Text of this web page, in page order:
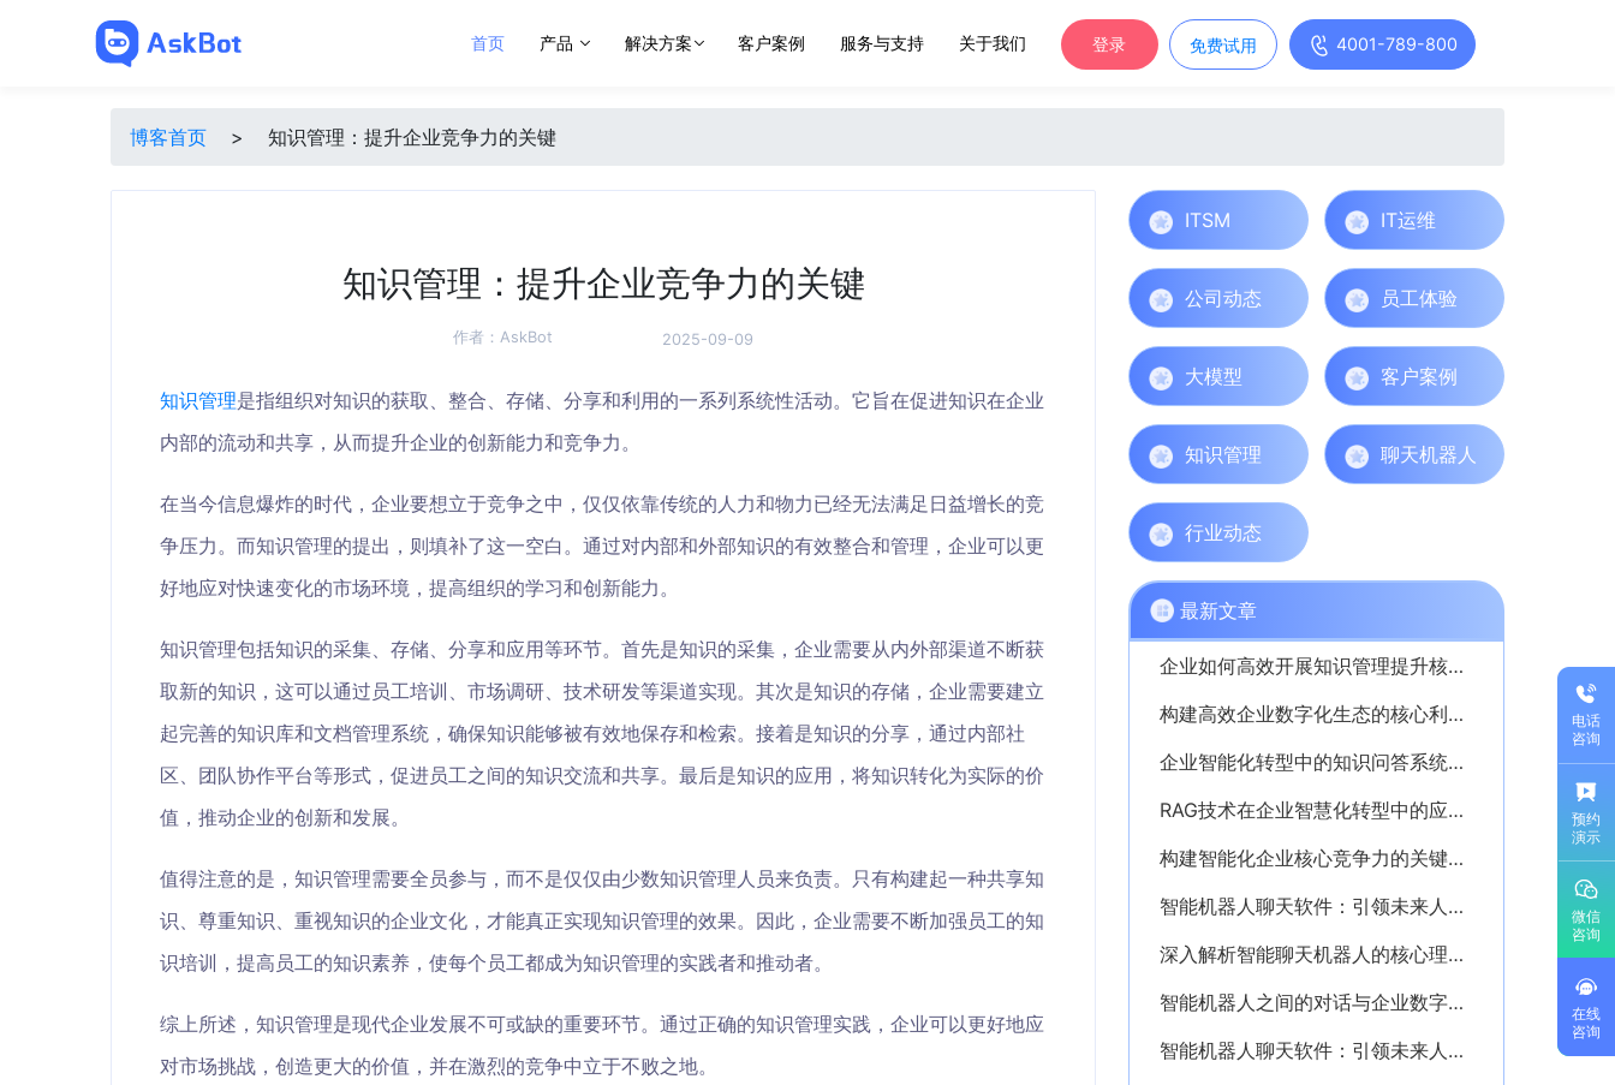
首页 产品 解决方案 客户案例 服务与支持 关于我们 登录 免费试用 4001-789-800
博客首页 > 知识管理：提升企业竞争力的关键
知识管理：提升企业竞争力的关键
作者： AskBot 2025-09-09
知识管理是指组织对知识的获取、整合、存储、分享和利用的一系列系统性活动。它旨在促进知识在企业
内部的流动和共享，从而提升企业的创新能力和竞争力。
在当今信息爆炸的时代，企业要想立于竞争之中，仅仅依靠传统的人力和物力已经无法满足日益增长的竞
争压力。而知识管理的提出，则填补了这一空白。通过对内部和外部知识的有效整合和管理，企业可以更
好地应对快速变化的市场环境，提高组织的学习和创新能力。
知识管理包括知识的采集、存储、分享和应用等环节。首先是知识的采集，企业需要从内外部渠道不断获
取新的知识，这可以通过员工培训、市场调研、技术研发等渠道实现。其次是知识的存储，企业需要建立
起完善的知识库和文档管理系统，确保知识能够被有效地保存和检索。接着是知识的分享，通过内部社
区、团队协作平台等形式，促进员工之间的知识交流和共享。最后是知识的应用，将知识转化为实际的价
值，推动企业的创新和发展。
值得注意的是，知识管理需要全员参与，而不是仅仅由少数知识管理人员来负责。只有构建起一种共享知
识、尊重知识、重视知识的企业文化，才能真正实现知识管理的效果。因此，企业需要不断加强员工的知
识培训，提高员工的知识素养，使每个员工都成为知识管理的实践者和推动者。
综上所述，知识管理是现代企业发展不可或缺的重要环节。通过正确的知识管理实践，企业可以更好地应
对市场挑战，创造更大的价值，并在激烈的竞争中立于不败之地。
ITSM IT运维
公司动态 员工体验
大模型 客户案例
知识管理 聊天机器人
行业动态
最新文章
企业如何高效开展知识管理提升核心竞争力
构建高效企业数字化生态的核心利器——PKM个人知识管理系统解析
企业智能化转型中的知识问答系统应用解析
RAG技术在企业智慧化转型中的应用与价值解析
构建智能化企业核心竞争力的关键——深入解析AI知识库的价值与应用
智能机器人聊天软件：引领未来人机交互新时代的创新利器
深入解析智能聊天机器人的核心理念与应用价值
智能机器人之间的对话与企业数字化转型的深度融合探析
智能机器人聊天软件：引领未来人机交互的新纪元
电话
咨询
预约
演示
微信
咨询
在线
咨询